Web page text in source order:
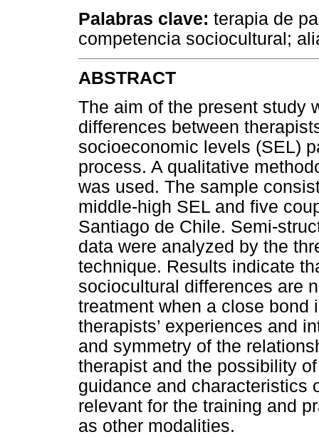
Palabras clave: terapia de
competencia sociocultural;
ABSTRACT
The aim of the present study
differences between
socioeconomic levels (SEL)
process. A qualitative
was used. The sample
middle-high SEL and five
Santiago de Chile. Semi-
data were analyzed by the
technique. Results indicate
sociocultural differences are
treatment when a close bond
therapists’ experiences and
and symmetry of the
therapist and the possibility
guidance and characteristics
relevant for the training and
as other modalities.